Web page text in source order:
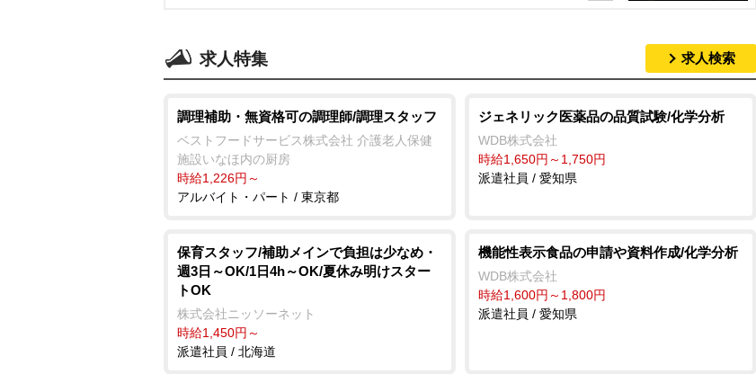
求人特集 求人検索
調理補助・無資格可の調理師/調理スタッフ
ベストフードサービス株式会社 介護老人保健
施設いなほ内の厨房
時給1,226円～
アルバイト・パート / 東京都
ジェネリック医薬品の品質試験/化学分析
WDB株式会社
時給1,650円～1,750円
派遣社員 / 愛知県
保育スタッフ/補助メインで負担は少なめ・
週3日～OK/1日4h～OK/夏休み明けスター
トOK
株式会社ニッソーネット
時給1,450円～
派遣社員 / 北海道
機能性表示食品の申請や資料作成/化学分析
WDB株式会社
時給1,600円～1,800円
派遣社員 / 愛知県